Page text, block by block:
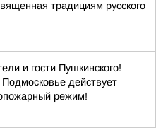
традициям русского
и гости Пушкинского!
действует
режим!